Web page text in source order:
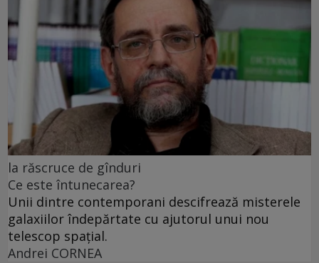
la răscruce de gînduri
Ce este întunecarea?
Unii dintre contemporani descifrează misterele
galaxiilor îndepărtate cu ajutorul unui nou
telescop spațial.
Andrei CORNEA